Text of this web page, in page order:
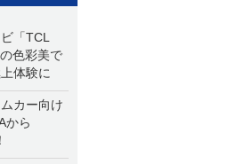
「TCL
色彩美で
体験に
カー向け
から